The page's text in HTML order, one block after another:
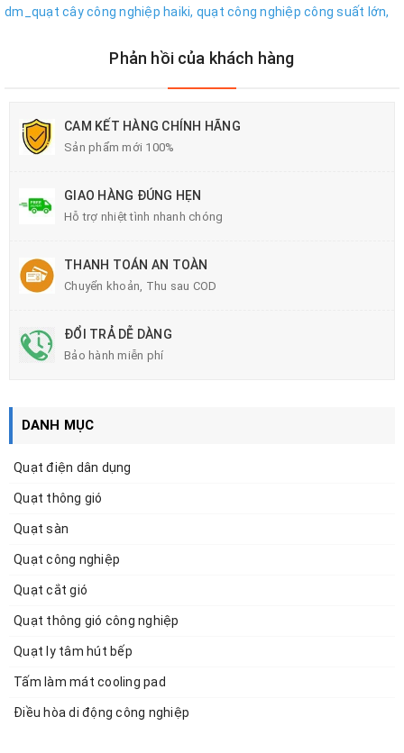
dm_quạt cây công nghiệp haiki, quạt công nghiệp công suất lớn,
Phản hồi của khách hàng
CAM KẾT HÀNG CHÍNH HÃNG
Sản phẩm mới 100%
GIAO HÀNG ĐÚNG HẸN
Hỗ trợ nhiệt tình nhanh chóng
THANH TOÁN AN TOÀN
Chuyển khoản, Thu sau COD
ĐỔI TRẢ DỄ DÀNG
Bảo hành miễn phí
DANH MỤC
Quạt điện dân dụng
Quạt thông gió
Quạt sàn
Quạt công nghiệp
Quạt cắt gió
Quạt thông gió công nghiệp
Quạt ly tâm hút bếp
Tấm làm mát cooling pad
Điều hòa di động công nghiệp